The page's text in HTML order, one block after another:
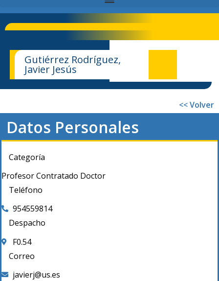
Gutiérrez Rodríguez,
Javier Jesús
<< Volver
Datos Personales
Categoría
Profesor Contratado Doctor
Teléfono
954559814
Despacho
F0.54
Correo
javierj@us.es